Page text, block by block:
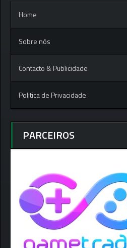
Home
Sobre nós
Contacto & Publicidade
Politica de Privacidade
PARCEIROS